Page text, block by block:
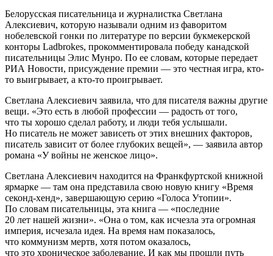
Белорусская писательница и журналистка Светлана
Алексиевич, которую называли одним из фаворитом
нобелевской гонки по литературе по версии букмекерской
конторы Ladbrоkes, прокомментировала победу канадской
писательницы Элис Мунро. По ее словам, которые передает
РИА Новости, присуждение премии — это честная игра, кто-
то выигрывает, а кто-то проигрывает.
Светлана Алексиевич заявила, что для писателя важны другие
вещи. «Это есть в любой профессии — радость от того,
что ты хорошо сделал работу, и люди тебя услышали.
Но писатель не может зависеть от этих внешних факторов,
писатель зависит от более глубоких вещей», — заявила автор
романа «У войны не женское лицо».
Светлана Алексиевич находится на Франкфуртской книжной
ярмарке — там она представила свою новую книгу «Время
секонд-хенд», завершающую серию «Голоса Утопии».
По словам писательницы, эта книга — «последние
20 лет нашей жизни». «Она о том, как исчезла эта огромная
империя, исчезала идея. На время нам показалось,
что коммунизм мертв, хотя потом оказалось,
что это хроническое заболевание. И как мы прошли путь